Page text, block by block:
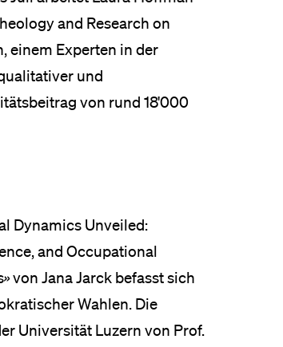
and Research on
einem Experten in der
und
von rund 18'000
Dynamics Unveiled:
and Occupational
»von Jana Jarck befasst sich
Wahlen. Die
Universität Luzern von Prof.